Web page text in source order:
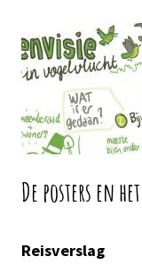
De posters en
Reisverslag